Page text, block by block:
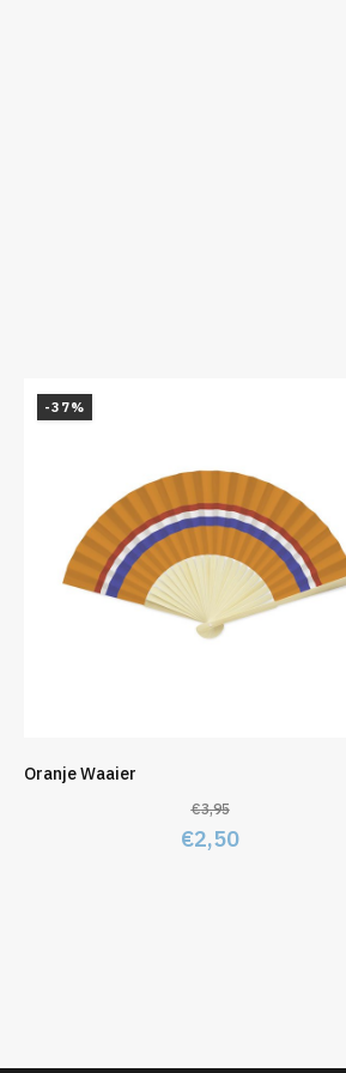
-37%
Oranje Waaier
€3,95
Oorspronkelijke
€2,50Huidige